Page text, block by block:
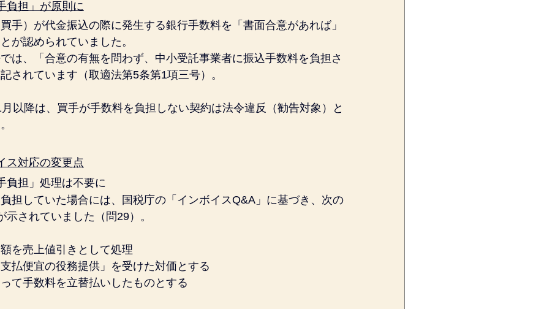
負担」が原則に
手）が代金振込の際に発生する銀行手数料を「書面合意があれば」
が認められていました。
は、「合意の有無を問わず、中小受託事業者に振込手数料を負担さ
されています（取適法第5条第1項三号）。
以降は、買手が手数料を負担しない契約は法令違反（勧告対象）と
ス対応の変更点
負担」処理は不要に
担していた場合には、国税庁の「インボイスQ&A」に基づき、次の
示されていました（問29）。
を売上値引きとして処理
払便宜の役務提供」を受けた対価とする
て手数料を立替払いしたものとする